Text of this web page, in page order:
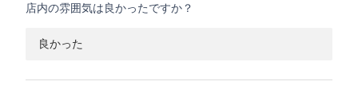
店内の雰囲気は良かったですか？
良かった